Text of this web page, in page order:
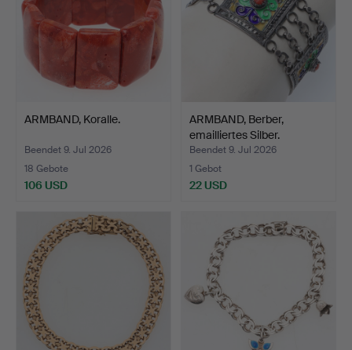
ARMBAND, Koralle.
Beendet 9. Jul 2026
18 Gebote
106 USD
ARMBAND, Berber,
emailliertes Silber.
Beendet 9. Jul 2026
1 Gebot
22 USD